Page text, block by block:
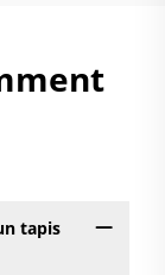
tapis